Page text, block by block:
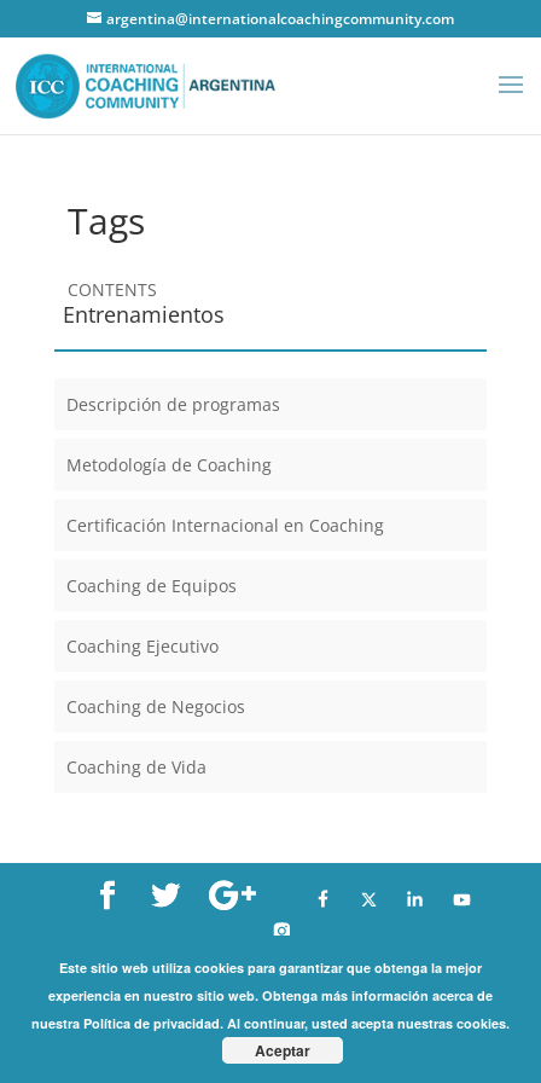
argentina@internationalcoachingcommunity.com
Tags
CONTENTS
Entrenamientos
Descripción de programas
Metodología de Coaching
Certificación Internacional en Coaching
Coaching de Equipos
Coaching Ejecutivo
Coaching de Negocios
Coaching de Vida
Copyright©
2026 International Coaching Community | All Rights
Reserved |Privacy Policy
Este sitio web utiliza cookies para garantizar que obtenga la mejor
experiencia en nuestro sitio web. Obtenga más información acerca de
nuestra Política de privacidad. Al continuar, usted acepta nuestras cookies.
Aceptar